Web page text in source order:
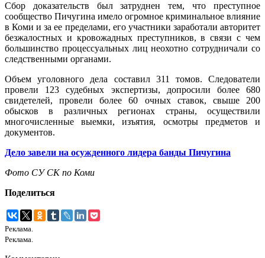
Сбор доказательств был затруднен тем, что преступное
сообщество Пичугина имело огромное криминальное влияние
в Коми и за ее пределами, его участники заработали авторитет
безжалостных и кровожадных преступников, в связи с чем
большинство процессуальных лиц неохотно сотрудничали со
следственными органами.
Объем уголовного дела составил 311 томов. Следователи
провели 123 судебных экспертизы, допросили более 680
свидетелей, провели более 60 очных ставок, свыше 200
обысков в различных регионах страны, осуществили
многочисленные выемки, изъятия, осмотры предметов и
документов.
Дело завели на осужденного лидера банды Пичугина
Фото СУ СК по Коми
Поделиться
Реклама.
Реклама.